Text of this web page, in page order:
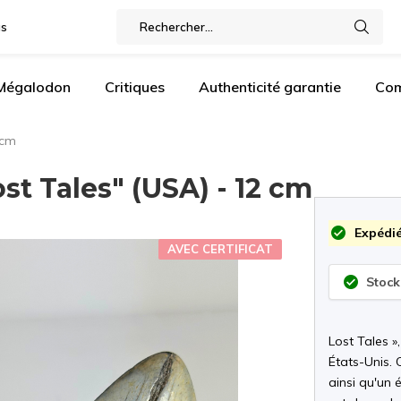
Critiques Authenticité garantie
Tales" (USA) - 12 cm
AVEC CERTIFICAT
Lost Tales
États-Unis.
ainsi qu'un